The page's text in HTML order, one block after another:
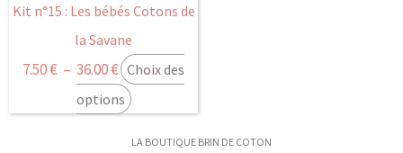
Kit n°15 : Les bébés Cotons de
la Savane
7.50€ – 36.00€ Choix des
options
sur
la
page
du
produit
LA BOUTIQUE BRIN DE COTON